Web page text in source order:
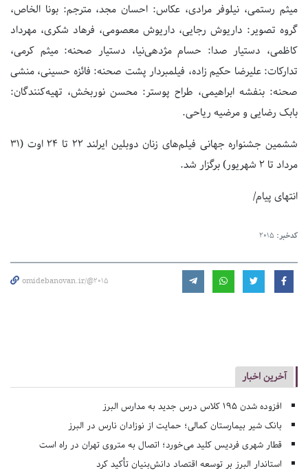
میثم رستمی، نیلوفر مرادی، عکاس: احسان مجد، مترجم: بونا الخاص،
گروه تصویر: داریوش رجایی، داریوش معصومی، فرهاد شکری، مهرداد
کاظمی، دستیار صدا: حسام مژدهی‌نیا، دستیار صحنه: میثم کرمی،
تدارکات: علیرضا حکیم زاده، فیلمبردار پشت صحنه: فائزه حسینی، منشی
صحنه: بنفشه ابراهیمی، طراح پوستر: محسن نوربخش، تهیه‌کنندگان:
بابک رضایی و مرضیه ریاحی.
ششمین جشنواره جهانی فیلم‌های زنان دوبلین ایرلند ۲۲ تا ۲۴ اوت (۳۱
مرداد تا ۲ شهریور) برگزار شد.
انتهای پیام/
کدخبر: 2015
omidebanovan.ir/@2015
آخرین اخبار
افزوده شدن ۱۹۵ کلاس درس جدید به مدارس البرز
بانک شیر بیمارستان کمالی؛ حمایت از نوزادان نارس در البرز
قطار شهری فردیس کلید می‌خورد؛ اتصال به متروی تهران در راه است
استاندار البرز بر توسعه اقتصاد دانش‌بنیان تأکید کرد